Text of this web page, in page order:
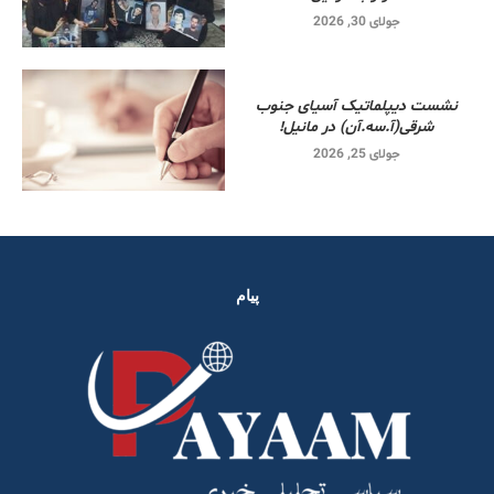
جولای 30, 2026
نشست دیپلماتیک آسیای جنوب
شرقی‌(آ.سه.آن) در مانیل!
جولای 25, 2026
پیام